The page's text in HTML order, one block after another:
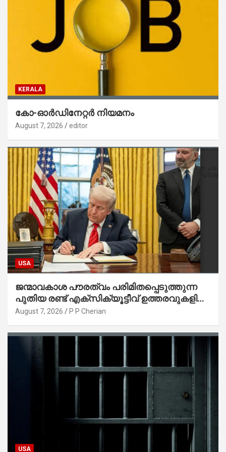
KERALA
കോ-ഓർഡിനേറ്റർ നിയമനം
August 7, 2026 editor
USA
ജന്മാവകാശ പൗരത്വം പരിമിതപ്പെടുത്തുന്ന
പുതിയ രണ്ട് എക്സിക്യൂട്ടീവ് ഉത്തരവുകളിൽ
ട്രംപ് ഒപ്പുവെച്ചു
August 7, 2026 P P Cherian
USA